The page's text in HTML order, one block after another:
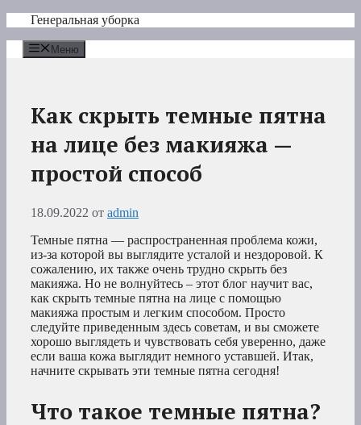
Перейти
содержимому
Генеральная уборка
Меню
Как скрыть темные пятна
на лице без макияжа —
простой способ
18.09.2022 от admin
Темные пятна — распространенная проблема кожи,
из-за которой вы выглядите усталой и нездоровой. К
сожалению, их также очень трудно скрыть без
макияжа. Но не волнуйтесь – этот блог научит вас,
как скрыть темные пятна на лице с помощью
макияжа простым и легким способом. Просто
следуйте приведенным здесь советам, и вы сможете
хорошо выглядеть и чувствовать себя уверенно, даже
если ваша кожа выглядит немного уставшей. Итак,
начните скрывать эти темные пятна сегодня!
Что такое темные пятна?